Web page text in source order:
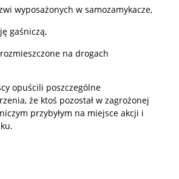
wyposażonych w samozamykacze,
gaśniczą,
na drogach
opuścili poszczególne
że ktoś pozostał w zagrożonej
przybyłym na miejsce akcji i